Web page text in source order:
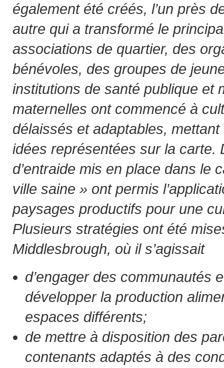
également été créés, l’un près
autre qui a transformé le
associations de quartier, des
bénévoles, des groupes de
institutions de santé publique et
maternelles ont commencé à
délaissés et adaptables,
idées représentées sur la carte.
d’entraide mis en place dans le
ville saine » ont permis
paysages productifs pour une
Plusieurs stratégies ont été
Middlesbrough, où il s’agissait
d’engager des communautés
développer la production
espaces différents;
de mettre à disposition des
contenants adaptés à des